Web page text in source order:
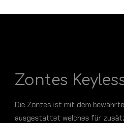
Zontes
Die Zontes ist mit dem
ausgestattet welches für